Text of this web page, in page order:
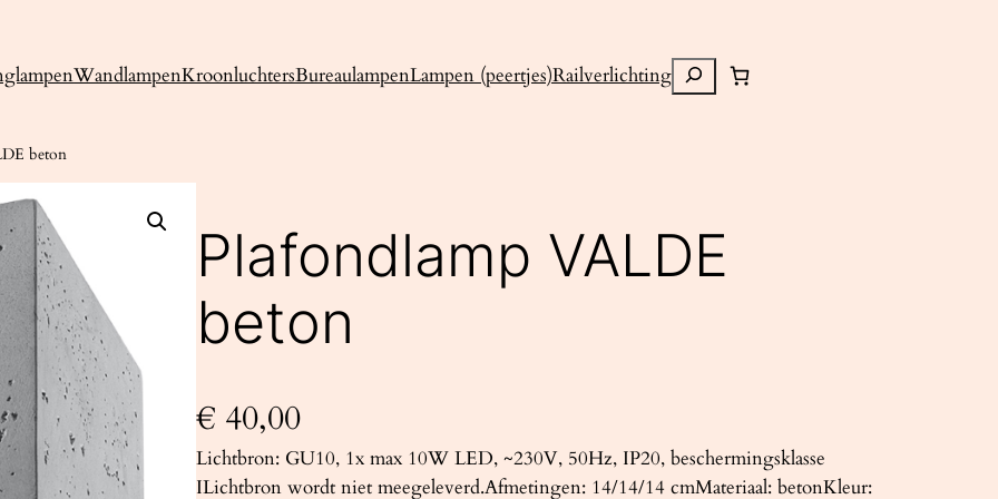
WandlampenKroonluchtersBureaulampenLampen (peertjes)RailverlichtingZoeken
beton
Plafondlamp VALDE
beton
€ 40,00
Lichtbron: GU10, 1x max 10W LED, ~230V, 50Hz, IP20, beschermingsklasse
ILichtbron wordt niet meegeleverd.Afmetingen: 14/14/14 cmMateriaal: betonKleur: